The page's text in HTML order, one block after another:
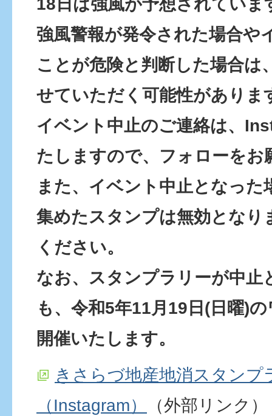
18日は強風が予想されていま
強風警報が発令された場合や
ことが危険と判断した場合は
せていただく可能性がありま
イベント中止のご連絡は、
たしますので、フォローをお
また、イベント中止となった
集めたスタンプは無効となり
ください。
なお、スタンプラリーが中止
も、令和5年11月19日(日曜)
開催いたします。
きさらづ地産地消スタンプ
（Instagram）
（外部リンク）